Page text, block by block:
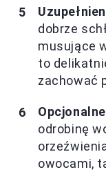
dobrze
musujące
to
zachować
odrobinę
owocami,